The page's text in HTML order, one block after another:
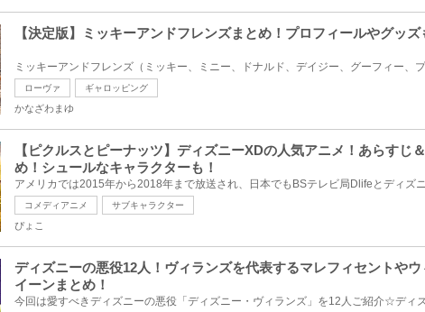
【決定版】ミッキーアンドフレンズまとめ！プロフィールやグッズ
ローヴァ ギャロッピング
かなざわまゆ
【ピクルスとピーナッツ】ディズニーXDの人気アニメ！あらすじ
め！シュールなキャラクターも！
コメディアニメ サブキャラクター
ぴょこ
ディズニーの悪役12人！ヴィランズを代表するマレフィセントやウ
イーンまとめ！